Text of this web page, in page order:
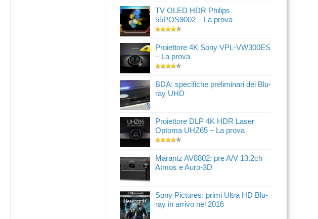
TV OLED HDR Philips
55POS9002 – La prova
Proiettore 4K Sony VPL-VW300ES
– La prova
BDA: specifiche preliminari dei Blu-
ray UHD
Proiettore DLP 4K HDR Laser
Optoma UHZ65 – La prova
Marantz AV8802: pre A/V 13.2ch
Atmos e Auro-3D
Sony Pictures: primi Ultra HD Blu-
ray in arrivo nel 2016